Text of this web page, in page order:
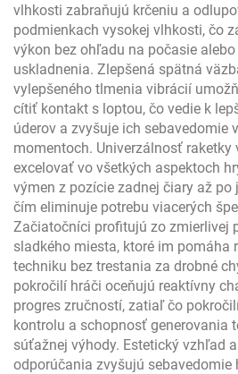
vlhkosti zabraňujú krčeniu a
podmienkach vysokej vlhkosti, čo
výkon bez ohľadu na počasie
uskladnenia. Zlepšená spätná
vylepšeného tlmenia vibrácií
cítiť kontakt s loptou, čo vedie k
úderov a zvyšuje ich sebavedomie
momentoch. Univerzálnosť
excelovať vo všetkých aspektoch
výmen z pozície zadnej čiary až po
čím eliminuje potrebu viacerých
Začiatočníci profitujú zo zmierlivej
sladkého miesta, ktoré im pomáha
techniku bez trestania za drobné
pokročilí hráči oceňujú reaktívny
progres zručností, zatiaľ čo
kontrolu a schopnosť generovania
súťažnej výhody. Estetický vzhľad
odporúčania zvyšujú sebavedomie